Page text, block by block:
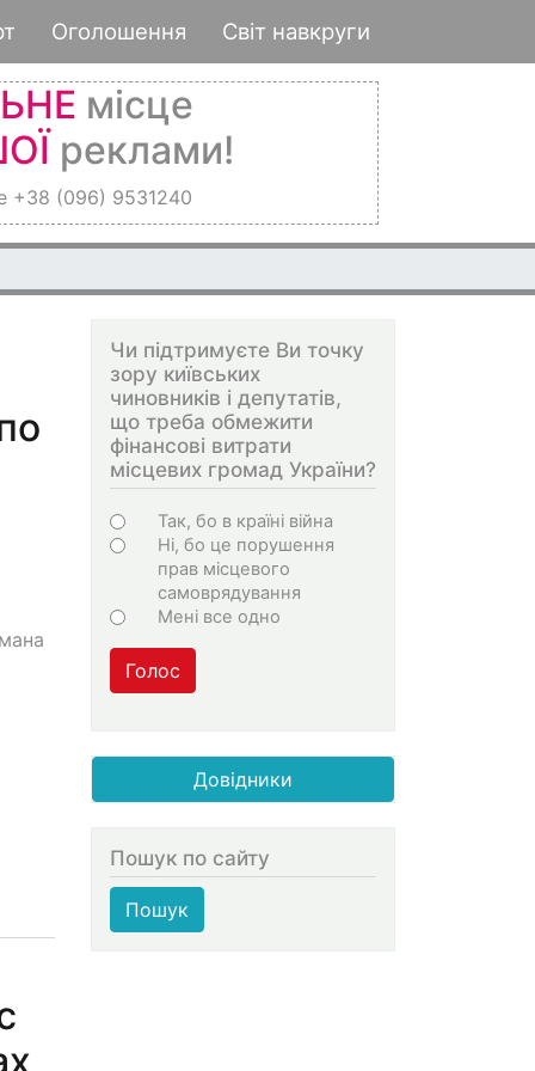
Оголошення Світ навкруги
місце
реклами!
+38 (096) 9531240
Чи підтримуєте Ви точку
зору київських
чиновників і депутатів,
що треба обмежити
фінансові витрати
місцевих громад України?
Choices
Так, бо в країні війна
Ні, бо це порушення
прав місцевого
самоврядування
Мені все одно
Голос
Довідники
Пошук по сайту
Пошук